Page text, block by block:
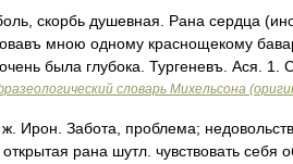
скорбь душевная. Рана сердца
мною одному краснощекому
была глубока. Тургеневъ. Ася. 1.
словарь Михельсона
Ирон. Забота, проблема;
открытая рана шутл. чувствовать